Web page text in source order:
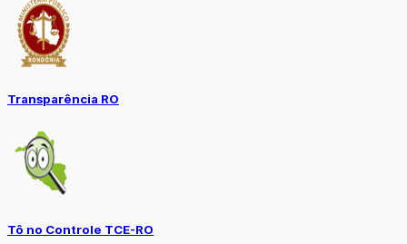
Transparência RO
Tô no Controle TCE-RO